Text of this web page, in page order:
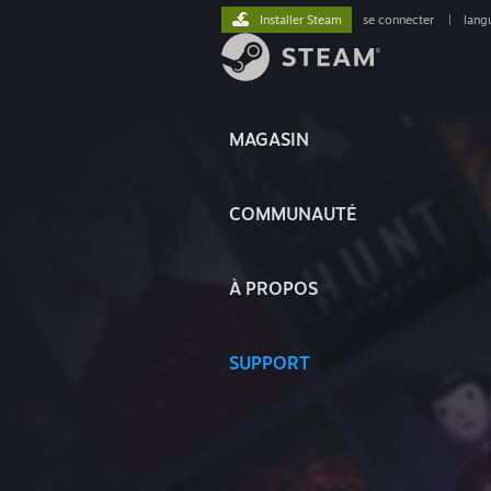
MAGASIN
COMMUNAUTÉ
À PROPOS
SUPPORT
Installer Steam se connecter